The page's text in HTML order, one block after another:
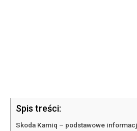
Spis treści:
Skoda Kamiq – podstawowe